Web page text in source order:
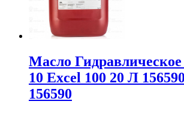
Масло
10 Excel 100 20 Л
156590